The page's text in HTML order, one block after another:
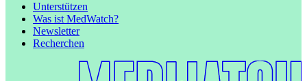
Unterstützen
Was ist MedWatch?
Newsletter
Recherchen